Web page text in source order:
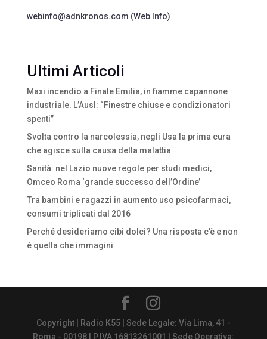
webinfo@adnkronos.com (Web Info)
Ultimi Articoli
Maxi incendio a Finale Emilia, in fiamme capannone
industriale. L’Ausl: “Finestre chiuse e condizionatori
spenti”
Svolta contro la narcolessia, negli Usa la prima cura
che agisce sulla causa della malattia
Sanità: nel Lazio nuove regole per studi medici,
Omceo Roma ‘grande successo dell’Ordine’
Tra bambini e ragazzi in aumento uso psicofarmaci,
consumi triplicati dal 2016
Perché desideriamo cibi dolci? Una risposta c’è e non
è quella che immagini
Copyright | Radio K55 | Sede Legale: Via Lima, 41 -
Roma - 00198 | P.IVA 16813261001 | Sede Operativa: